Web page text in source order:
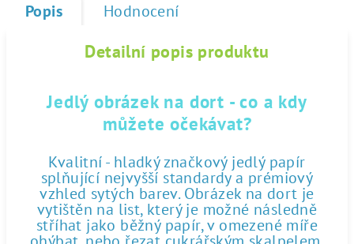
Popis Hodnocení
Detailní popis produktu
Jedlý obrázek na dort - co a kdy
můžete očekávat?
Kvalitní - hladký značkový jedlý papír
splňující nejvyšší standardy a prémiový
vzhled sytých barev. Obrázek na dort je
vytištěn na list, který je možné následně
stříhat jako běžný papír, v omezené míře